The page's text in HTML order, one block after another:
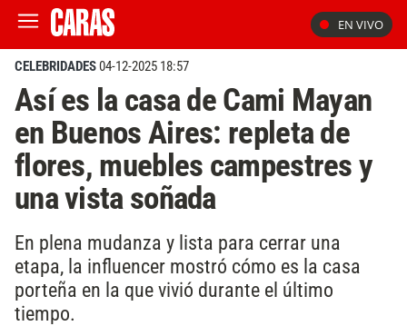
EN VIVO
CELEBRIDADES04-12-2025 18:57
Así es la casa de Cami Mayan
en Buenos Aires: repleta de
flores, muebles campestres y
una vista soñada
En plena mudanza y lista para cerrar una
etapa, la influencer mostró cómo es la casa
porteña en la que vivió durante el último
tiempo.